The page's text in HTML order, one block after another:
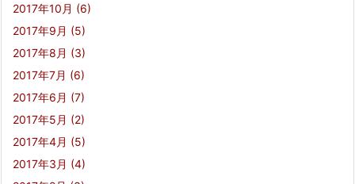
2017年10月 (6)
2017年9月 (5)
2017年8月 (3)
2017年7月 (6)
2017年6月 (7)
2017年5月 (2)
2017年4月 (5)
2017年3月 (4)